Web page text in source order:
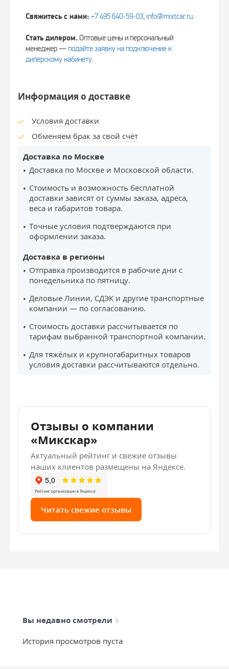
Свяжитесь с нами: +7 495 640‑59‑03, info@mixtcar.ru.
Стать дилером.Оптовые цены и персональный
менеджер —подайте заявку на подключение к
дилерскому кабинету.
Информация о доставке
Условия доставки
Обменяем брак за свой счёт
Доставка по Москве
Доставка по Москве и Московской области.
Стоимость и возможность бесплатной
доставки зависят от суммы заказа, адреса,
веса и габаритов товара.
Точные условия подтверждаются при
оформлении заказа.
Доставка в регионы
Отправка производится в рабочие дни с
понедельника по пятницу.
Деловые Линии, СДЭК и другие транспортные
компании — по согласованию.
Стоимость доставки рассчитывается по
тарифам выбранной транспортной компании.
Для тяжёлых и крупногабаритных товаров
условия доставки рассчитываются отдельно.
Отзывы о компании
«Микскар»
Актуальный рейтинг и свежие отзывы
наших клиентов размещены на Яндексе.
Читать свежие отзывы
Вы недавно смотрели
История просмотров пуста